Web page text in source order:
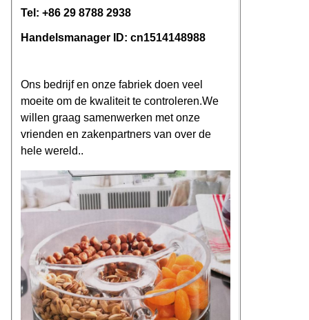
Tel: +86 29 8788 2938
Handelsmanager ID: cn1514148988
Ons bedrijf en onze fabriek doen veel
moeite om de kwaliteit te controleren.We
willen graag samenwerken met onze
vrienden en zakenpartners van over de
hele wereld..